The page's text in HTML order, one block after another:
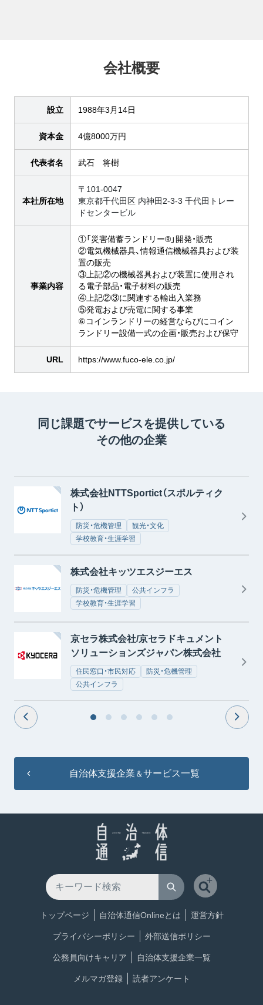
会社概要
設立 1988年3月14日
資本金 4億8000万円
代表者名 武石 将樹
本社所在地
〒101-0047
東京都千代田区 内神田2-3-3 千代田トレー
ドセンタービル
事業内容
①「災害備蓄ランドリー®」開発・販売
②電気機械器具、情報通信機械器具および装
置の販売
③上記②の機械器具および装置に使用され
る電子部品・電子材料の販売
④上記②③に関連する輸出入業務
⑤発電および売電に関する事業
⑥コインランドリーの経営ならびにコイン
ランドリー設備一式の企画・販売および保守
URL https://www.fuco-ele.co.jp/
同じ課題でサービスを提供している
その他の企業
株式会社NTTSportict（スポルティク
ト）
防災・危機管理
観光・文化
学校教育・生涯学習
株式会社キッツエスジーエス
防災・危機管理
公共インフラ
学校教育・生涯学習
京セラ株式会社/京セラドキュメント
ソリューションズジャパン株式会社
住民窓口・市民対応
防災・危機管理
公共インフラ
自治体支援企業 ＆サービス一覧
トップページ 自治体通信Onlineとは 運営方針
プライバシーポリシー 外部送信ポリシー
公務員向けキャリア 自治体支援企業一覧
メルマガ登録 読者アンケート